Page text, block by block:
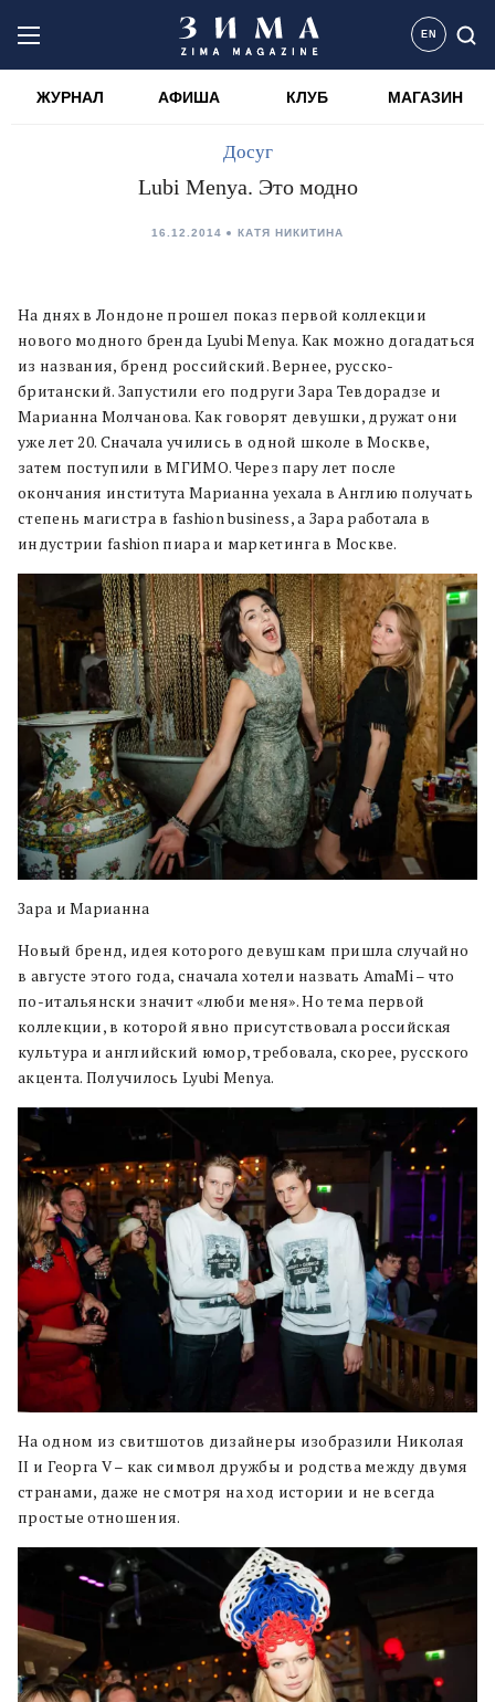
EN
ЖУРНАЛ АФИША КЛУБ МАГАЗИН
Досуг
Lubi Menya. Это модно
16.12.2014 КАТЯ НИКИТИНА
На днях в Лондоне прошел показ первой коллекции
нового модного бренда Lyubi Menya. Как можно догадаться
из названия, бренд российский. Вернее, русско-
британский. Запустили его подруги Зара Тевдорадзе и
Марианна Молчанова. Как говорят девушки, дружат они
уже лет 20. Сначала учились в одной школе в Москве,
затем поступили в МГИМО. Через пару лет после
окончания института Марианна уехала в Англию получать
степень магистра в fashion business, а Зара работала в
индустрии fashion пиара и маркетинга в Москве.
Зара и Марианна
Новый бренд, идея которого девушкам пришла случайно
в августе этого года, сначала хотели назвать AmaMi – что
по-итальянски значит «люби меня». Но тема первой
коллекции, в которой явно присутствовала российская
культура и английский юмор, требовала, скорее, русского
акцента. Получилось Lyubi Menya.
На одном из свитшотов дизайнеры изобразили Николая
II и Георга V – как символ дружбы и родства между двумя
странами, даже не смотря на ход истории и не всегда
простые отношения.